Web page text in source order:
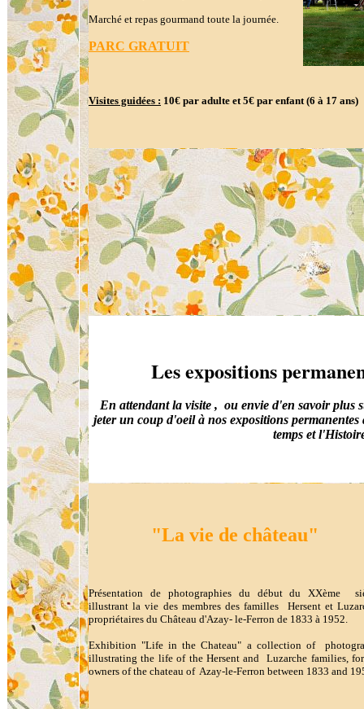
Marché et repas gourmand toute la journée.
PARC GRATUIT
Visites guidées : 10€ par adulte et 5€ par enfant (6 à 17 ans)
Les expositions
En attendant la visite , ou envie d'en savoir plus
jeter un coup d'oeil à nos expositions
temps et
"La vie de château"
Présentation de photographies du début du XXème
illustrant la vie des membres des familles Hersent et
propriétaires du Château d'Azay- le-Ferron de 1833 à 1952.
Exhibition "Life in the Chateau" a collection of
illustrating the life of the Hersent and Luzarche families,
owners of the chateau of Azay-le-Ferron between 1833 and